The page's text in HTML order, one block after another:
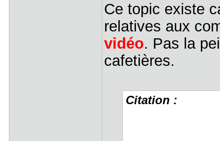
Ce topic existe
relatives aux
vidéo. Pas la
cafetières.
Citation :